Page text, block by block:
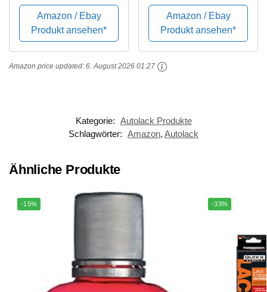
Waschhandschuh
Amazon / Ebay
Produkt ansehen*
Super Heavy Cut 1000
+ Medium Cut 2500 +
Super Finish Plus 3500
+ Power Lock Ultimate
Prot. Wachs +...
Amazon / Ebay
Produkt ansehen*
Amazon price updated: 6. August 2026 01:27
Kategorie: Autolack Produkte
Schlagwörter: Amazon, Autolack
Ähnliche Produkte
-15% -33%